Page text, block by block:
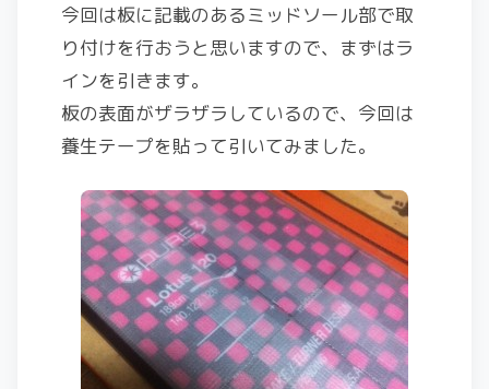
今回は板に記載のあるミッドソール部で取
り付けを行おうと思いますので、まずはラ
インを引きます。
板の表面がザラザラしているので、今回は
養生テープを貼って引いてみました。